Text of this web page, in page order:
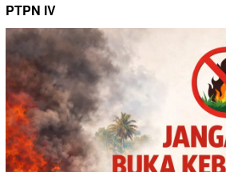
PTPN IV